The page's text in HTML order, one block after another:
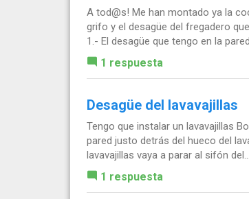
A tod@s! Me han montado ya la
grifo y el desagüe del fregadero
1.- El desagüe que tengo en la pared
1 respuesta
Desagüe del lavavajillas
Tengo que instalar un lavavajillas
pared justo detrás del hueco del
lavavajillas vaya a parar al sifón del...
1 respuesta